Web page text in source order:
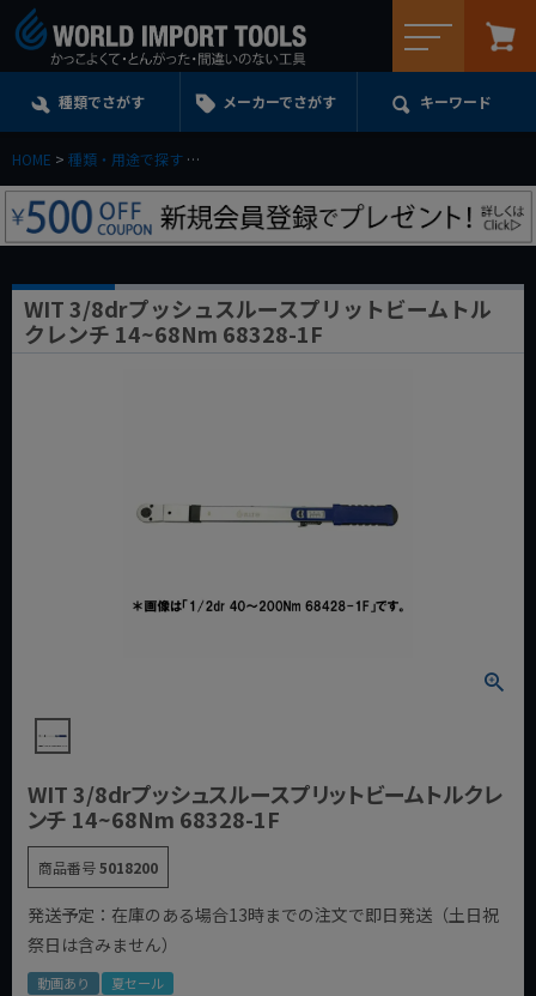
種類でさがす メーカーでさがす キーワード
HOME 種類・用途で探す
WIT 3/8drプッシュスルースプリットビームトル
クレンチ 14~68Nm 68328-1F
WIT 3/8drプッシュスルースプリットビームトルクレ
ンチ 14~68Nm 68328-1F
商品番号5018200
発送予定：在庫のある場合13時までの注文で即日発送（土日祝
祭日は含みません）
動画あり 夏セール